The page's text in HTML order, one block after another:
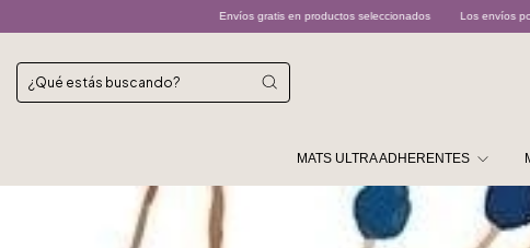
Envíos gratis en productos seleccionados Los envíos por Andreani son despachados
MATS ULTRA ADHERENTES